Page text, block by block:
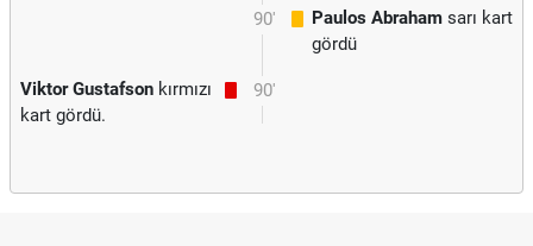
90' Paulos Abraham sarı kart
gördü
90'
Viktor Gustafson kırmızı
kart gördü.